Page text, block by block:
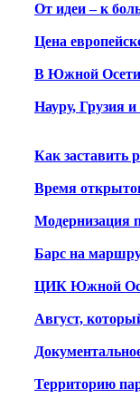
От идеи – к
Цена
В Южной
Науру, Грузия
Как заставить
Время
Модернизация
Барс на
ЦИК Южной
Август,
Территорию